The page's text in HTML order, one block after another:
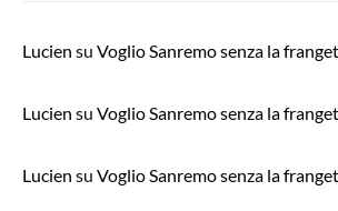
Lucien su Voglio Sanremo senza la
Lucien su Voglio Sanremo senza la
Lucien su Voglio Sanremo senza la